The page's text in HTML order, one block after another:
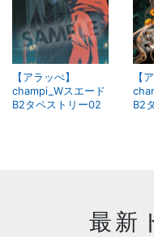
【アラッぺ】
champi_Wスエード
B2タペストリー02
【
B2
最新